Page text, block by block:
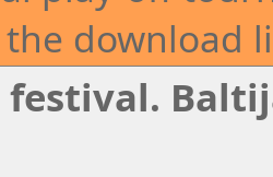
download